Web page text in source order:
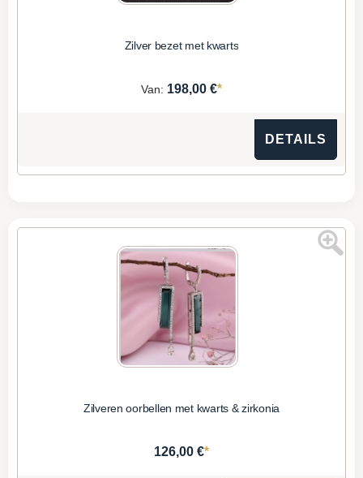
Zilver bezet met kwarts
Van: 198,00 €*
DETAILS
Zilveren oorbellen met kwarts & zirkonia
126,00 €*